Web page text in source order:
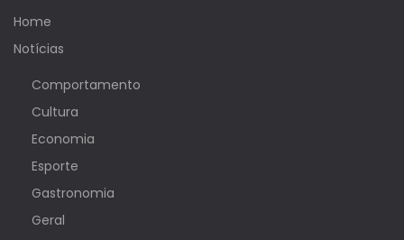
Home
Notícias
Comportamento
Cultura
Economia
Esporte
Gastronomia
Geral